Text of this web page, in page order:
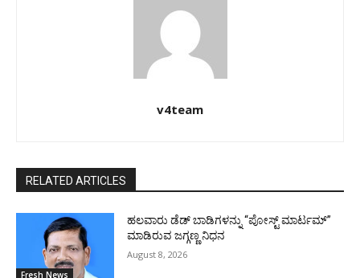
v4team
RELATED ARTICLES
Fresh News
ಹಲವಾರು ಡೆಡ್ ಬಾಡಿಗಳನ್ನು “ಪೋಸ್ಟ್ ಮಾರ್ಟಮ್”
ಮಾಡಿರುವ ಜಗ್ಗಣ್ಣ ನಿಧನ
August 8, 2026